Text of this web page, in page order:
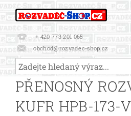
+ 420 773 201 065
obchod@rozvadec-shop.cz
PŘENOSNÝ
KUFR HPB-173-